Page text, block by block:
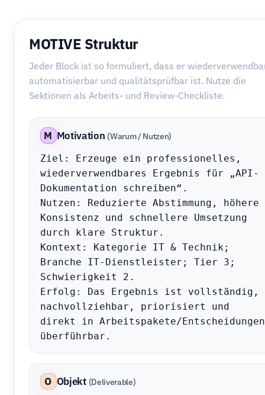
MOTIVE Struktur
Jeder Block ist so formuliert, dass er
automatisierbar und qualitätsprüfbar ist. Nutze die
Sektionen als Arbeits- und Review-Checkliste.
M Motivation (Warum / Nutzen)
Ziel: Erzeuge ein professionelles,
wiederverwendbares Ergebnis für „API-
Dokumentation schreiben“.
Nutzen: Reduzierte Abstimmung, höhere
Konsistenz und schnellere Umsetzung
durch klare Struktur.
Kontext: Kategorie IT & Technik;
Branche IT-Dienstleister; Tier 3;
Schwierigkeit 2.
Erfolg: Das Ergebnis ist vollständig,
nachvollziehbar, priorisiert und
direkt in Arbeitspakete/Entscheidungen
überführbar.
O Objekt (Deliverable)